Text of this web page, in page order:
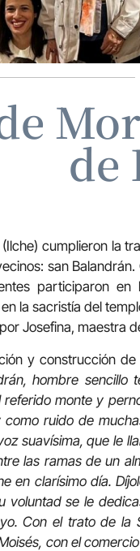
de
cumplieron la
san
participaron
la sacristía del
Josefina, maestra
y construcción
hombre
monte y
como ruido de
suavísima, que le
las ramas de un
en clarísimo día.
voluntad se le
Con el trato de la
con el